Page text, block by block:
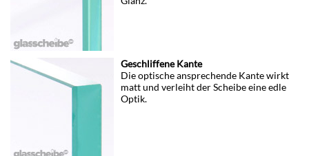
Geschliffene Kante
Die optische ansprechende Kante wirkt
matt und verleiht der Scheibe eine edle
Optik.